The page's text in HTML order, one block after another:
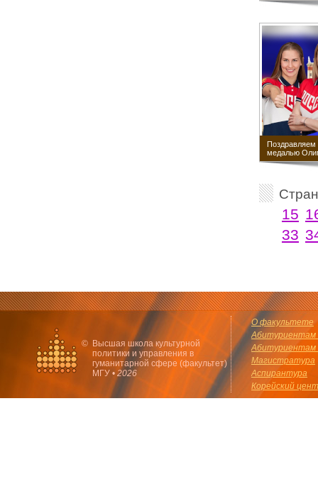
Поздравляем
медалью
15
33
© Высшая школа культурной
политики и управления в
гуманитарной сфере (факультет)
МГУ • 2026
О факультете
Абитуриентам
Абитуриентам
Магистратура
Аспирантура
Корейский